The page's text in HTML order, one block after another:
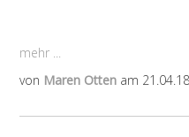
mehr ...
von Maren Otten am